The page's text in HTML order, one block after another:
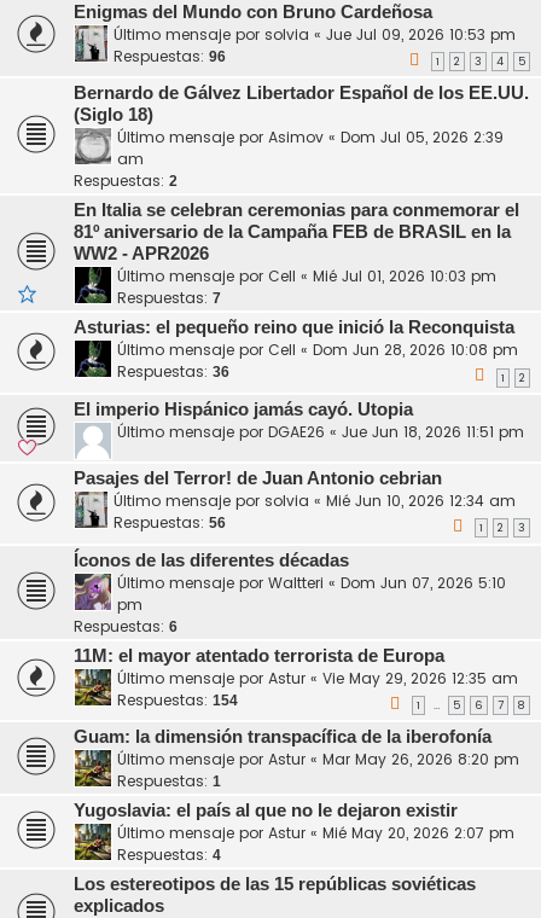
Enigmas del Mundo con Bruno Cardeñosa
Último mensaje por solvia « Jue Jul 09, 2026 10:53 pm
Respuestas: 96 1 2 3 4 5
Bernardo de Gálvez Libertador Español de los EE.UU.
(Siglo 18)
Último mensaje por Asimov « Dom Jul 05, 2026 2:39
am
Respuestas: 2
En Italia se celebran ceremonias para conmemorar el
81º aniversario de la Campaña FEB de BRASIL en la
WW2 - APR2026
Último mensaje por Cell « Mié Jul 01, 2026 10:03 pm
Respuestas: 7
Asturias: el pequeño reino que inició la Reconquista
Último mensaje por Cell « Dom Jun 28, 2026 10:08 pm
Respuestas: 36 1 2
El imperio Hispánico jamás cayó. Utopia
Último mensaje por DGAE26 « Jue Jun 18, 2026 11:51 pm
Pasajes del Terror! de Juan Antonio cebrian
Último mensaje por solvia « Mié Jun 10, 2026 12:34 am
Respuestas: 56 1 2 3
Íconos de las diferentes décadas
Último mensaje por Waltteri « Dom Jun 07, 2026 5:10
pm
Respuestas: 6
11M: el mayor atentado terrorista de Europa
Último mensaje por Astur « Vie May 29, 2026 12:35 am
Respuestas: 154 1 … 5 6 7 8
Guam: la dimensión transpacífica de la iberofonía
Último mensaje por Astur « Mar May 26, 2026 8:20 pm
Respuestas: 1
Yugoslavia: el país al que no le dejaron existir
Último mensaje por Astur « Mié May 20, 2026 2:07 pm
Respuestas: 4
Los estereotipos de las 15 repúblicas soviéticas
explicados